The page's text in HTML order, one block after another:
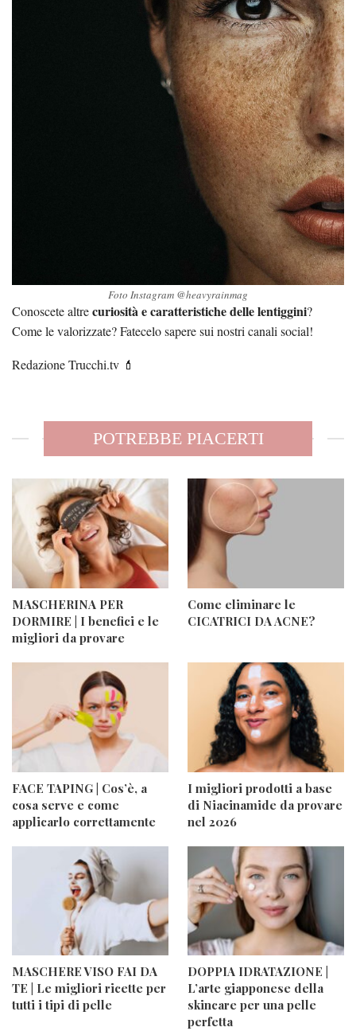
Foto Instagram @heavyrainmag
Conoscete altrecuriosità e caratteristiche delle lentiggini?
Come le valorizzate? Fatecelo sapere sui nostri canali social!
Redazione Trucchi.tv 💄
POTREBBE PIACERTI
MASCHERINA PER
DORMIRE | I benefici e le
migliori da provare
Come eliminare le
CICATRICI DA ACNE?
FACE TAPING | Cos’è, a
cosa serve e come
applicarlo correttamente
I migliori prodotti a base
di Niacinamide da provare
nel 2026
MASCHERE VISO FAI DA
TE | Le migliori ricette per
tutti i tipi di pelle
DOPPIA IDRATAZIONE |
L’arte giapponese della
skincare per una pelle
perfetta